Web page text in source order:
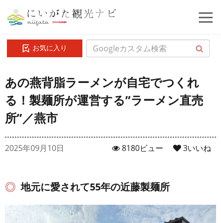
お気に入り
あの燕背脂ラーメンが自宅でつくれ
る！製麺所が運営する”ラーメン直売
所”／燕市
2025年09月10日 3いいね
8180ビュー
地元に愛されて55年の近藤製麺所